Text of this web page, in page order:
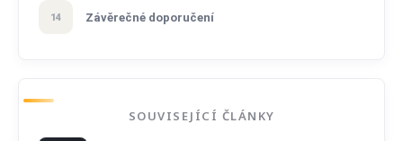
14 Závěrečné doporučení
SOUVISEJÍCÍ ČLÁNKY